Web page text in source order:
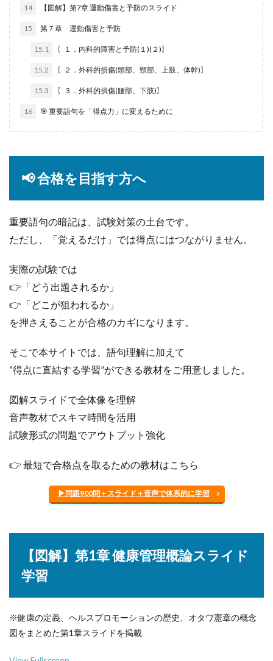
14 【図解】第7章 運動傷害と予防のスライド
15 第７章 運動傷害と予防
15.1 〖１．内科的障害と予防(１)(２)〗
15.2 〖２．外科的損傷(頭部、頸部、上肢、体幹)〗
15.3 〖３．外科的損傷(腰部、下肢)〗
16 🎯 重要語句を「得点力」に変えるために
📢 合格を目指す方へ
重要語句の暗記は、試験対策の土台です。
ただし、「覚えるだけ」では得点にはつながりません。
実際の試験では
👉「どう出題されるか」
👉「どこが狙われるか」
を押さえることが合格のカギになります。
そこで本サイトでは、語句理解に加えて
“得点に直結する学習”ができる教材をご用意しました。
図解スライドで全体像を理解
音声教材でスキマ時間を活用
試験形式の問題でアウトプット強化
👉 最短で合格点を取るための教材はこちら
▶問題900問＋スライド＋音声で体系的に学習
【図解】第1章 健康管理概論スライド
学習
※健康の定義、ヘルスプロモーションの歴史、オタワ憲章の概念
図をまとめた第1章スライドを掲載